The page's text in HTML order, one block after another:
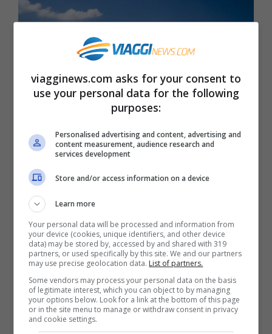
Gibellinafu distrutta dal
del 1968 e venne definitivamente
abbandonata negli anni ’80 diventando poi
un’opera di Land Art dell’artista Burri.
Dopo il terremoto l’opera di ricostruzione
degli edifici avvenne in un territorio più a
valle, a una decina di km di distanza da
Gibellina. Gli abitanti si trasferirono
viagginews.com asks for your consent to
use your personal data for the following
purposes:
Personalised advertising and content, advertising and
content measurement, audience research and
services development
Store and/or access information on a device
Learn more
Your personal data will be processed and information from
your device (cookies, unique identifiers, and other device
data) may be stored by, accessed by and shared with 319
partners, or used specifically by this site. We and our partners
may use precise geolocation data. List of partners.
Some vendors may process your personal data on the basis
of legitimate interest, which you can object to by managing
your options below. Look for a link at the bottom of this page
or in the site menu to manage or withdraw consent in privacy
and cookie settings.